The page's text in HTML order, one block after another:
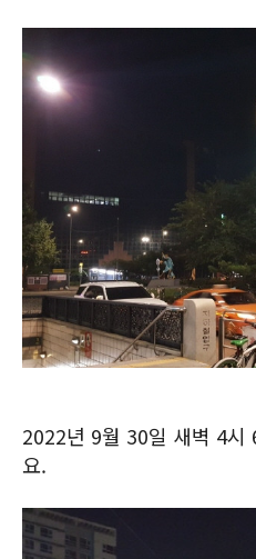
2022년 9월 30일 새벽 4시
요.